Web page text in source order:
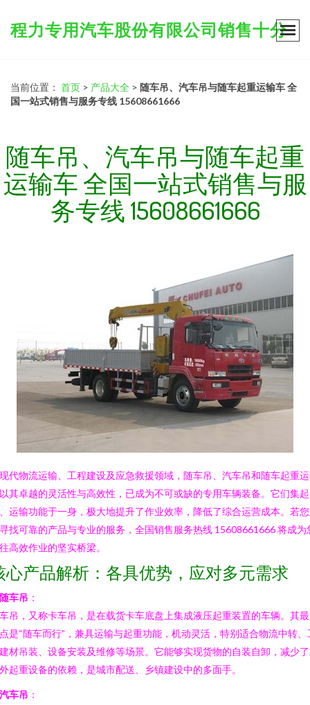
程力专用汽车股份有限公司销售十分
当前位置： 首页 > 产品大全 > 随车吊、汽车吊与随车起重运输车 全
国一站式销售与服务专线 15608661666
随车吊、汽车吊与随车起重
运输车 全国一站式销售与服
务专线 15608661666
代物流运输、工程建设及应急救援领域，随车吊、汽车吊和随车起重
其卓越的灵活性与高效性，已成为不可或缺的专用车辆装备。它们集起
运输功能于一身，极大地提升了作业效率，降低了综合运营成本。若
找可靠的产品与专业的服务，全国销售服务热线 15608661666 将成为
高效作业的坚实桥梁。
心产品解析：各具优势，应对多元需求
随车吊 ：
吊，又称卡车吊，是在载货卡车底盘上集成液压起重装置的车辆。其
是“随车而行”，兼具运输与起重功能，机动灵活，特别适合物流中转、
材吊装、设备安装及维修等场景。它能够实现货物的自装自卸，减少
起重设备的依赖，是城市配送、乡镇建设中的多面手。
汽车吊 ：